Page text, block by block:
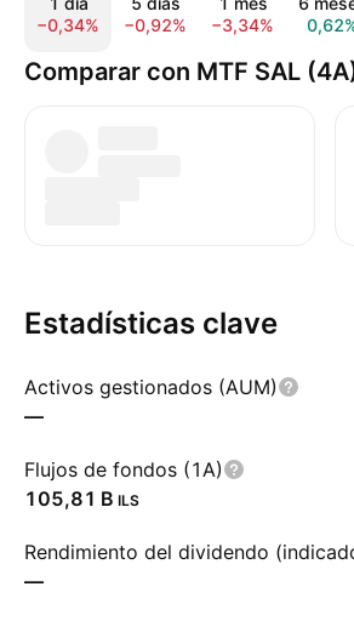
−0,34%
−0,92%
−3,34%
Comparar con MTF SAL
Estadísticas clave
Activos gestionados (AUM)
—
Flujos de fondos (1A)
‪105,81 B‬ ILS
Rendimiento del dividendo
—